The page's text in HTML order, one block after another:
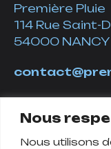
Nous
Nous utilisons
Première Pluie
114 Rue Saint-
54000 NANCY